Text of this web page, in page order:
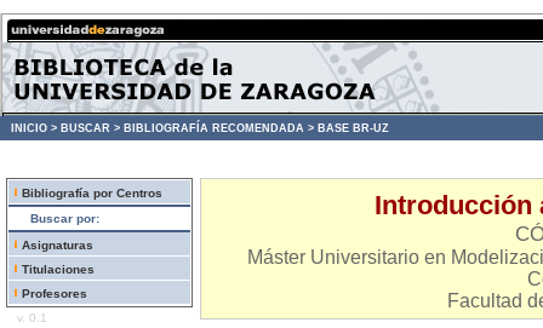
INICIO > BUSCAR > BIBLIOGRAFÍA RECOMENDADA > BASE BR-UZ
Bibliografía por Centros
Buscar por:
Asignaturas
Titulaciones
Profesores
v. 0.1
Introducción
Máster Universitario en
Facultad